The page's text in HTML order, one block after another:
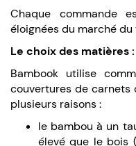
Chaque commande
éloignées du marché du
Le choix des matières :
Bambook utilise
couvertures de carnets
plusieurs raisons :
le bambou à un
élevé que le bois